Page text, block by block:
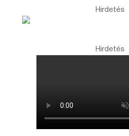
Hirdetés
Hirdetés